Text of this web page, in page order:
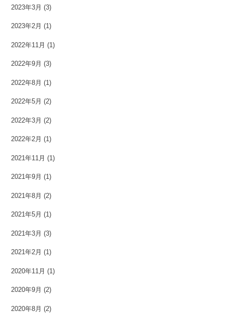
2023年3月 (3)
2023年2月 (1)
2022年11月 (1)
2022年9月 (3)
2022年8月 (1)
2022年5月 (2)
2022年3月 (2)
2022年2月 (1)
2021年11月 (1)
2021年9月 (1)
2021年8月 (2)
2021年5月 (1)
2021年3月 (3)
2021年2月 (1)
2020年11月 (1)
2020年9月 (2)
2020年8月 (2)